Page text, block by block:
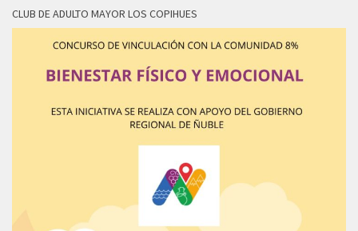
CLUB DE ADULTO MAYOR LOS COPIHUES